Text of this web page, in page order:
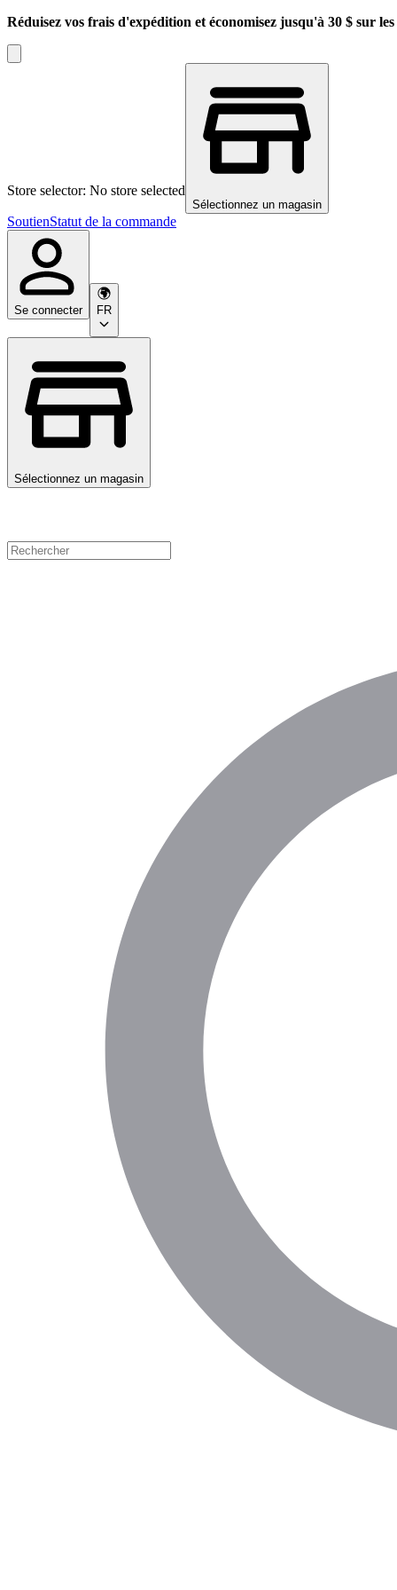
Réduisez vos frais d'expédition et économisez jusqu'à 30 $ sur
Store selector: No store selected
Sélectionnez un magasin
SoutienStatut de la commande
Se connecter FR
Sélectionnez un magasin